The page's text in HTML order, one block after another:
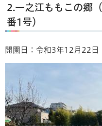
2.一之江ももこの郷
番1号）
開園日：令和3年12月22日